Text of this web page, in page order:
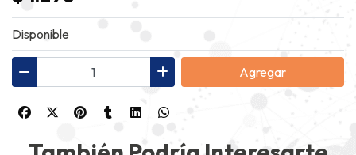
Disponible
Agregar